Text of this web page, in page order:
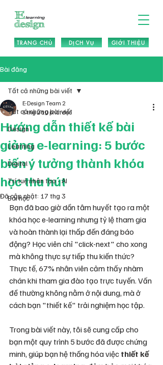
TRANG CHỦ DỊCH VỤ GIỚI THIỆU
Bài đăng
Tất cả những bài viết
Design
Learning
Digital
Trí tuệ nhân tạo - AI
Bài học
Tất cả những bài viết
Hướng dẫn thiết kế bài
giảng e-learning: 5 bước
biến ý tưởng thành khóa
học thu hút
E-Design Team 2
5 thg 210 phút đọc
Đã cập nhật: 17 thg 3
Bạn đã bao giờ dồn tâm huyết tạo ra một
khóa học e-learning nhưng tỷ lệ tham gia
và hoàn thành lại thấp đến đáng báo
động? Học viên chỉ "click-next" cho xong
mà không thực sự tiếp thu kiến thức?
Thực tế, 67% nhân viên cảm thấy nhàm
chán khi tham gia đào tạo trực tuyến. Vấn
đề thường không nằm ở nội dung, mà ở
cách bạn "thiết kế" trải nghiệm học tập.
Trong bài viết này, tôi sẽ cung cấp cho
bạn một quy trình 5 bước đã được chứng
minh, giúp bạn hệ thống hóa việc thiết kế